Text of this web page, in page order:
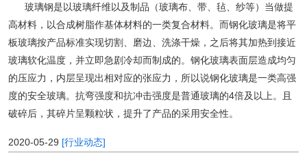
玻璃钢是以玻璃纤维以及制品（玻璃布、带、毡、纱等）当做提
高材料，以合成树脂作基体材料的一类复合材料。而钢化玻璃是将平
板玻璃按产品标准实现切割、磨边、洗涤干燥，之后将其加热到接近
玻璃软化温度，并立即急剧冷却而制成的。钢化玻璃表面层造成均匀
的压应力，内层呈现出相对应的张应力，所以说钢化玻璃是一类高强
度的安全玻璃。抗弯强度和抗冲击强度是普通玻璃的4倍及以上。且
破碎后，其碎片呈颗粒状，提升了产品的采用安全性。
2020-05-29 [行业动态]